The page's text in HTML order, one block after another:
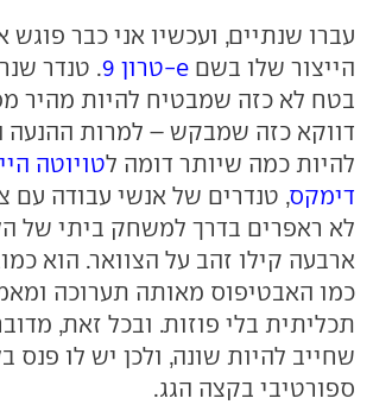
עברו שנתיים, ועכשיו אני כבר
הייצור שלו בשם e-טרון 9
. טנדר
בטח לא כזה שמבטיח להיות מהיר
דווקא כזה שמבקש – למרות
להיות כמה שיותר דומה לטויוטה
דימקס, טנדרים של אנשי עבודה עם
לא ראפרים בדרך למשחק ביתי של
ארבעה קילו זהב על הצוואר. הוא
כמו האבטיפוס מאותה תערוכה
תכליתית בלי פוזות. ובכל זאת,
שחייב להיות שונה, ולכן יש לו פנס
ספורטיבי בקצה הגג.